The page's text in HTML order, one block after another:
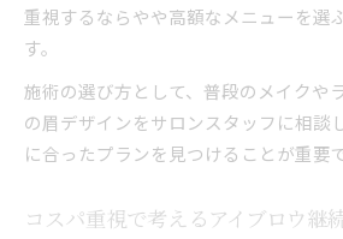
重視するならやや高額なメニューを選
す。
施術の選び方として、普段のメイクや
の眉デザインをサロンスタッフに相談
に合ったプランを見つけることが重要で
コスパ重視で考えるアイブロウ継